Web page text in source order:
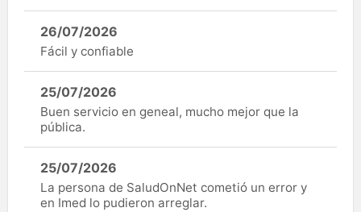
26/07/2026
Fácil y confiable
25/07/2026
Buen servicio en geneal, mucho mejor que la
pública.
25/07/2026
La persona de SaludOnNet cometió un error y
en Imed lo pudieron arreglar.